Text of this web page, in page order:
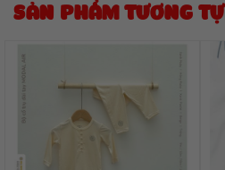
SẢN PHẨM TƯƠNG TỰ